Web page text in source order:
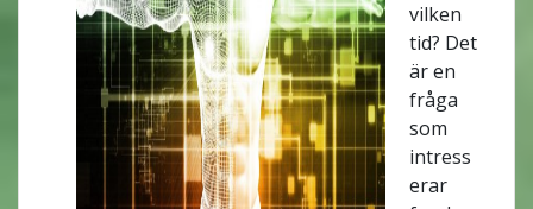
vilken
tid? Det
är en
fråga
som
intress
erar